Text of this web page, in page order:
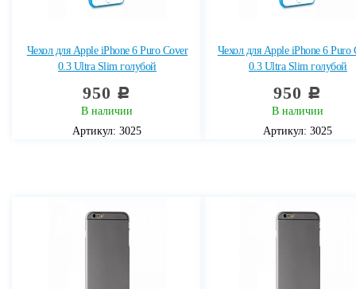
Чехол для Apple iPhone 6 Puro Cover
0.3 Ultra Slim голубой
950 c
В наличии
Артикул: 3025
Чехол для Apple iPhone 6 Puro
0.3 Ultra Slim голубой
950 c
В наличии
Артикул: 3025